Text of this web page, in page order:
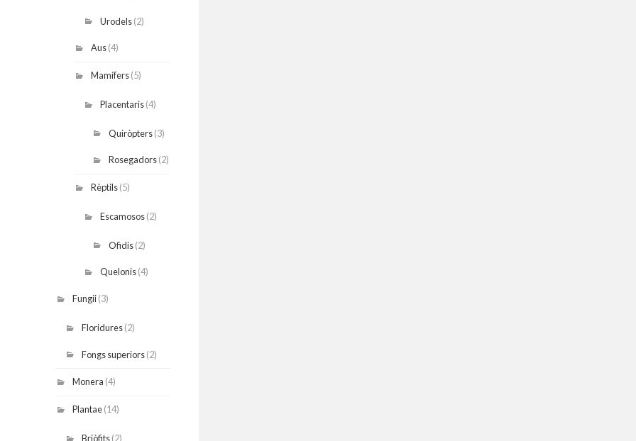
Urodels(2)
Aus(4)
Mamífers(5)
Placentaris(4)
Quiròpters(3)
Rosegadors(2)
Rèptils(5)
Escamosos(2)
Ofidis(2)
Quelonis(4)
Fungii(3)
Floridures(2)
Fongs superiors(2)
Monera (4)
Plantae(14)
Briòfits(2)